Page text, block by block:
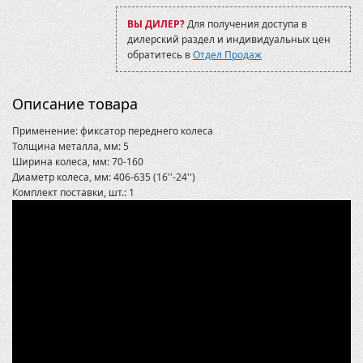
ВЫ ДИЛЕР?Для получения доступа в
дилерский раздел и индивидуальных цен
обратитесь вОтдел Продаж
Описание товара
Применение: фиксатор переднего колеса
Толщина металла, мм: 5
Ширина колеса, мм: 70-160
Диаметр колеса, мм: 406-635 (16''-24'')
Комплект поставки, шт.: 1